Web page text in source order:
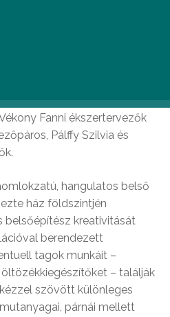
Lőrincz Réka, Majoros Kata,
Fanni ékszertervezők
Pálffy Szilvia és
hangulatos belső
ház földszintjén
belsőépítész kreativitását
berendezett
tagok munkáit –
– találják
szövött különleges
párnái mellett